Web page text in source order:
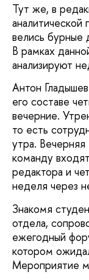
Тут же, в
аналитической
велись бурные
В рамках
анализируют
Антон
его составе
вечерние.
то есть
утра.
команду
редактора и
неделя через
Знакомя
отдела,
ежегодный
котором
Мероприятие